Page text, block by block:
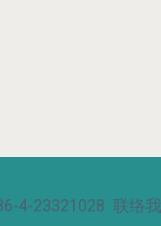
4-23321028 联络